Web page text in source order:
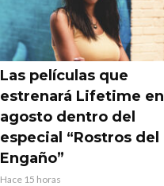
Las películas que
estrenará Lifetime en
agosto dentro del
especial “Rostros del
Engaño”
Hace 15 horas